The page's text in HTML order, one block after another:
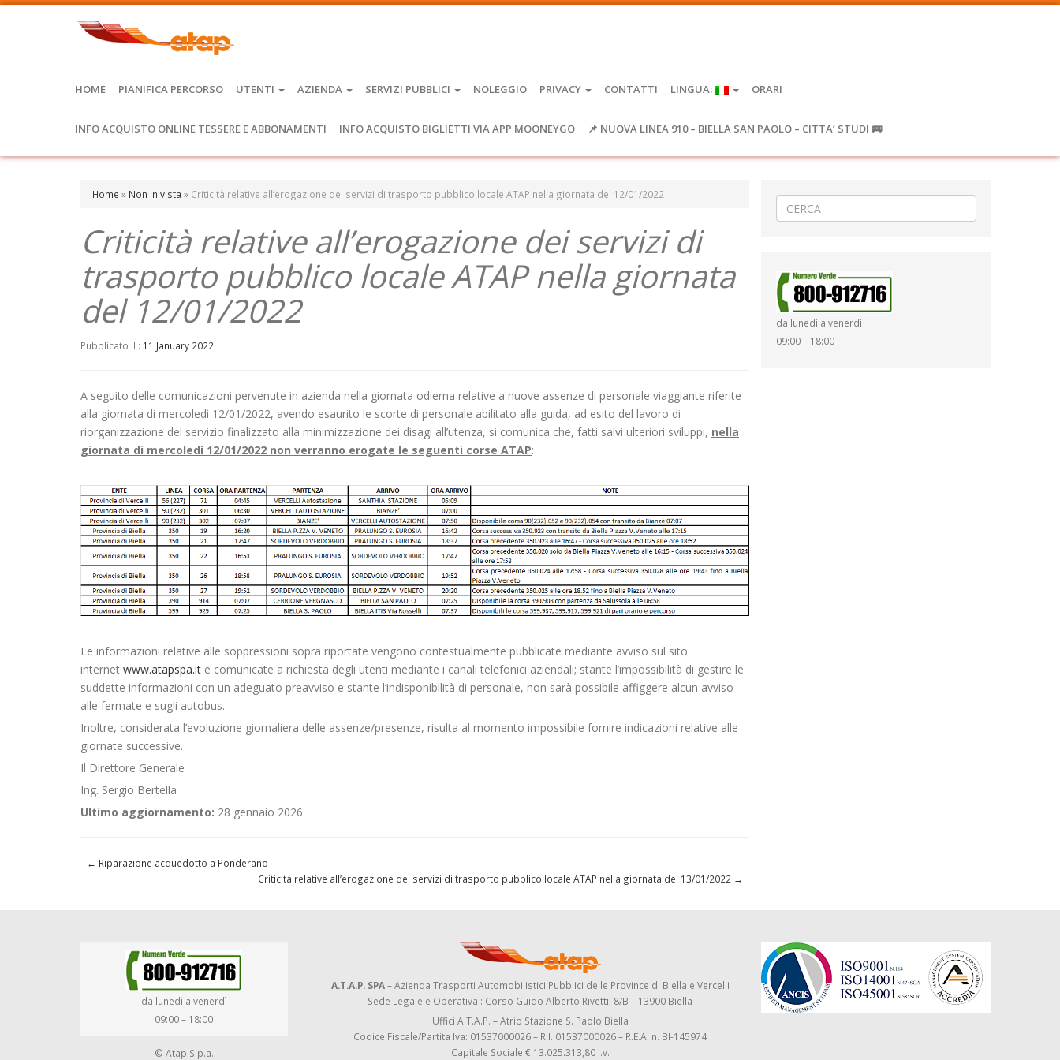
HOME PIANIFICA PERCORSO UTENTI AZIENDA SERVIZI PUBBLICI NOLEGGIO PRIVACY CONTATTI LINGUA: ORARI
INFO ACQUISTO ONLINE TESSERE E ABBONAMENTI INFO ACQUISTO BIGLIETTI VIA APP MOONEYGO 📌 NUOVA LINEA 910 – BIELLA SAN PAOLO – CITTA’ STUDI 🚌
Home » Non in vista » Criticità relative all’erogazione dei servizi di trasporto pubblico locale ATAP nella giornata del 12/01/2022
Criticità relative all’erogazione dei servizi di
trasporto pubblico locale ATAP nella giornata
del 12/01/2022
Pubblicato il : 11 January 2022
A seguito delle comunicazioni pervenute in azienda nella giornata odierna relative a nuove assenze di personale viaggiante riferite
alla giornata di mercoledì 12/01/2022, avendo esaurito le scorte di personale abilitato alla guida, ad esito del lavoro di
riorganizzazione del servizio finalizzato alla minimizzazione dei disagi all’utenza, si comunica che, fatti salvi ulteriori sviluppi, nella
giornata di mercoledì 12/01/2022 non verranno erogate le seguenti corse ATAP:
Le informazioni relative alle soppressioni sopra riportate vengono contestualmente pubblicate mediante avviso sul sito
internet www.atapspa.it e comunicate a richiesta degli utenti mediante i canali telefonici aziendali; stante l’impossibilità di gestire le
suddette informazioni con un adeguato preavviso e stante l’indisponibilità di personale, non sarà possibile affiggere alcun avviso
alle fermate e sugli autobus.
Inoltre, considerata l’evoluzione giornaliera delle assenze/presenze, risulta al momento impossibile fornire indicazioni relative alle
giornate successive.
Il Direttore Generale
Ing. Sergio Bertella
Ultimo aggiornamento: 28 gennaio 2026
← Riparazione acquedotto a Ponderano
Criticità relative all’erogazione dei servizi di trasporto pubblico locale ATAP nella giornata del 13/01/2022 →
da lunedì a venerdì
09:00 – 18:00
da lunedì a venerdì
09:00 – 18:00
© Atap S.p.a.
A.T.A.P. SPA– Azienda Trasporti Automobilistici Pubblici delle Province di Biella e Vercelli
Sede Legale e Operativa : Corso Guido Alberto Rivetti, 8/B – 13900 Biella
Uffici A.T.A.P. – Atrio Stazione S. Paolo Biella
Codice Fiscale/Partita Iva: 01537000026 – R.I. 01537000026 – R.E.A. n. BI-145974
Capitale Sociale € 13.025.313,80 i.v.